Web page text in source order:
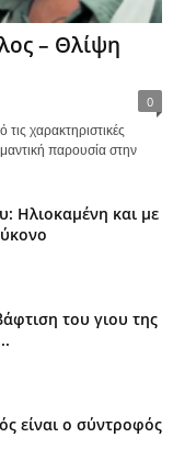
– Θλίψη
0
χαρακτηριστικές
παρουσία στην
Ηλιοκαμένη και με
του γιου της
είναι ο σύντροφός